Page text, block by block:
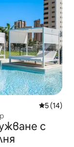
Средна
5 (14)
с